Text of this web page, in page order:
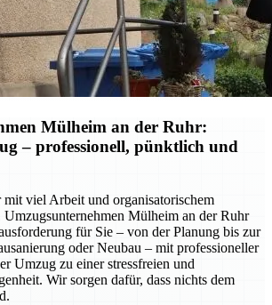
Mülheim an der Ruhr:
– professionell, pünktlich und
viel Arbeit und organisatorischem
Mülheim an der Ruhr
für Sie – von der Planung bis zur
oder Neubau – mit professioneller
Umzug zu einer stressfreien und
Wir sorgen dafür, dass nichts dem